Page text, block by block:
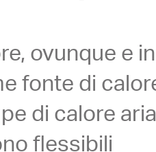
ovunque e
fonte di
di calore
flessibili